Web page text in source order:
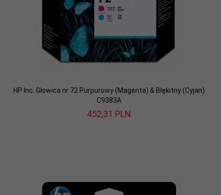
HP Inc. Głowica nr 72 Purpurowy (Magenta) & Błękitny (Cyjan)
C9383A
452,31 PLN